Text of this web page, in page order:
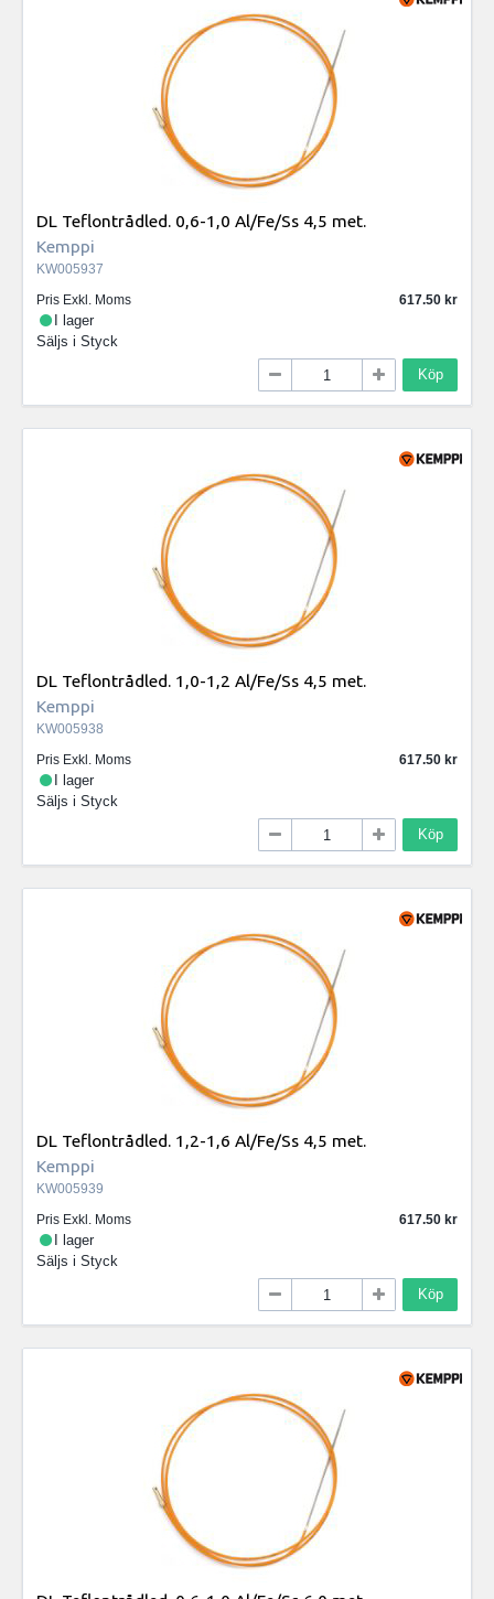
DL Teflontrådled. 0,6-1,0 Al/Fe/Ss 4,5 met.
Kemppi
KW005937
Pris Exkl. Moms
617.50
I lager
Säljs i Styck
Köp
DL Teflontrådled. 1,0-1,2 Al/Fe/Ss 4,5 met.
Kemppi
KW005938
Pris Exkl. Moms
617.50
I lager
Säljs i Styck
Köp
DL Teflontrådled. 1,2-1,6 Al/Fe/Ss 4,5 met.
Kemppi
KW005939
Pris Exkl. Moms
617.50
I lager
Säljs i Styck
Köp